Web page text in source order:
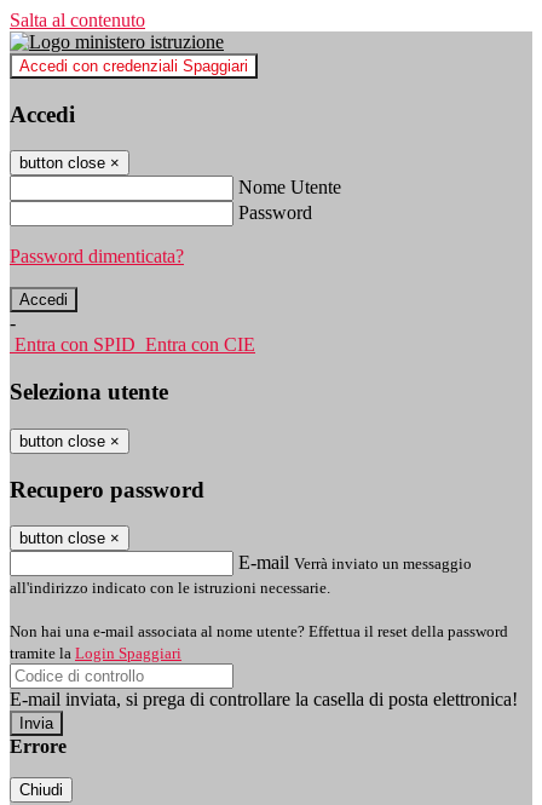
Salta al contenuto
Accedi con credenziali Spaggiari
Accedi
button close ×
Nome Utente
Password
Password dimenticata?
-
Entra con SPID Entra con CIE
Seleziona utente
button close ×
Recupero password
button close ×
E-mail Verrà inviato un messaggio
all'indirizzo indicato con le istruzioni necessarie.
Non hai una e-mail associata al nome utente? Effettua il reset della password
tramite la Login Spaggiari
E-mail inviata, si prega di controllare la casella di posta elettronica!
Errore
Chiudi